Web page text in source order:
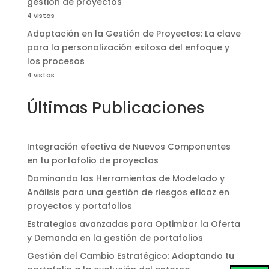
4 vistas
Adaptación en la Gestión de Proyectos: La clave
para la personalización exitosa del enfoque y
los procesos
4 vistas
Últimas Publicaciones
Integración efectiva de Nuevos Componentes
en tu portafolio de proyectos
Dominando las Herramientas de Modelado y
Análisis para una gestión de riesgos eficaz en
proyectos y portafolios
Estrategias avanzadas para Optimizar la Oferta
y Demanda en la gestión de portafolios
Gestión del Cambio Estratégico: Adaptando tu